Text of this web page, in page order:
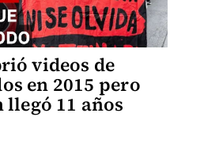
videos de
en 2015 pero
11 años